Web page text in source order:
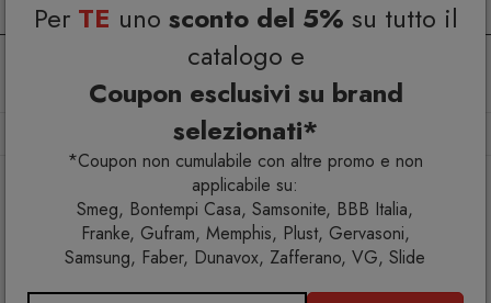
Per TE uno sconto del 5% su tutto il
catalogo e
Coupon esclusivi su brand
selezionati*
*Coupon non cumulabile con altre promo e non
applicabile su:
Smeg, Bontempi Casa, Samsonite, BBB Italia,
Franke, Gufram, Memphis, Plust, Gervasoni,
Samsung, Faber, Dunavox, Zafferano, VG, Slide
Arredo interno Pouf Rebels Pouf RC03-04